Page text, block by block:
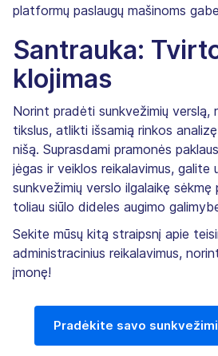
platformų paslaugų mašinoms
Santrauka:
klojimas
Norint pradėti sunkvežimių verslą,
tikslus, atlikti išsamią rinkos
nišą. Suprasdami pramonės
jėgas ir veiklos reikalavimus, galite
sunkvežimių verslo ilgalaikę sėkmę
toliau siūlo dideles augimo
Sekite mūsų kitą straipsnį apie
administracinius reikalavimus,
įmonę!
Pradėkite savo